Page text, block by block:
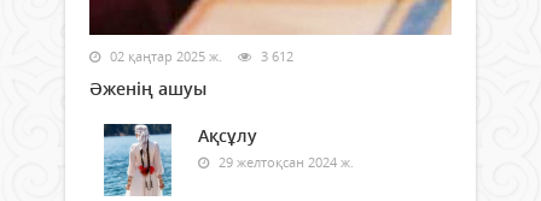
02 қаңтар 2025 ж. 3 612
Әженің ашуы
Ақсұлу
29 желтоқсан 2024 ж.